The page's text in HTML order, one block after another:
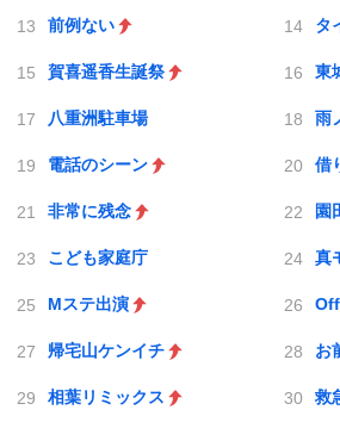
前例ない タ
賀喜遥香生誕祭 東
八重洲駐車場 雨
電話のシーン 借
非常に残念 園
こども家庭庁 真
Mステ出演
帰宅山ケンイチ お
相葉リミックス 救